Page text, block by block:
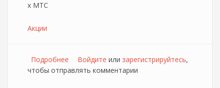
х МТС
Акции
Подробнее о МТС выплатит премию своим абонентам
Войдите или зарегистрируйтесь,
чтобы отправлять комментарии